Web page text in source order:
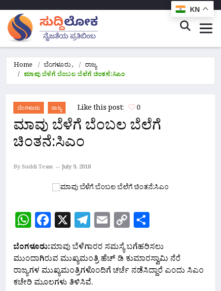
Home ಬೆಂಗಳೂರು,
ರಾಜ್ಯ
ಮಾವು ಬೆಳೆಗೆ ಬೆಂಬಲ ಬೆಲೆಗೆ ಚಿಂತನೆ:ಸಿಎಂ
ಬೆಂಗಳೂರು ರಾಜ್ಯ Like this post: 0
ಮಾವು ಬೆಳೆಗೆ ಬೆಂಬಲ ಬೆಲೆಗೆ
ಚಿಂತನೆ:ಸಿಎಂ
By Suddi Team July 9, 2018
WhatsApp
Facebook
X Telegram
Email
Copy
Link
ಬೆಂಗಳೂರು:ಮಾವು ಬೆಳೆಗಾರರ ಸಮಸ್ಯೆ ಬಗೆಹರಿಸಲು
ಮುಂದಾಗಿರುವ ಮುಖ್ಯಮಂತ್ರಿ ಹೆಚ್ ಡಿ ಕುಮಾರಸ್ವಾಮಿ ನೆರೆ
ರಾಜ್ಯಗಳ ಮುಖ್ಯಮಂತ್ರಿಗಳೊಂದಿಗೆ ಚರ್ಚೆ ನಡೆಸಿದ್ದಾರೆ ಎಂದು ಸಿಎಂ
ಕಚೇರಿ ಮೂಲಗಳು ತಿಳಿಸಿವೆ.
KN